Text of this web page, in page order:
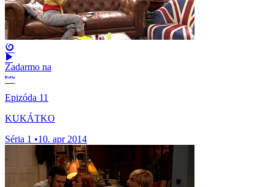
Zadarmo na
Epizóda 11
KUKÁTKO
Séria 1 •10. apr 2014